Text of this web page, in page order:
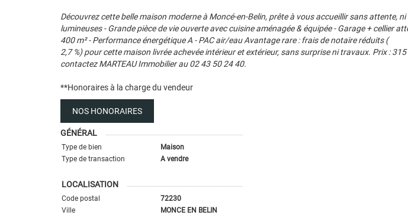
Découvrez cette belle maison moderne à Moncé-en-Belin, prête à vous accueillir sans attente,
lumineuses - Grande pièce de vie ouverte avec cuisine aménagée & équipée - Garage + cellier
400 m² - Performance énergétique A - PAC air/eau Avantage rare : frais de notaire réduits (
2,7 %) pour cette maison livrée achevée intérieur et extérieur, sans surprise ni travaux. Prix :
contactez MARTEAU Immobilier au 02 43 50 24 40.
**Honoraires à la charge du vendeur
NOS HONORAIRES
GÉNÉRAL
Type de bien
Maison
Type de transaction
A vendre
LOCALISATION
Code postal
72230
Ville
MONCE EN BELIN